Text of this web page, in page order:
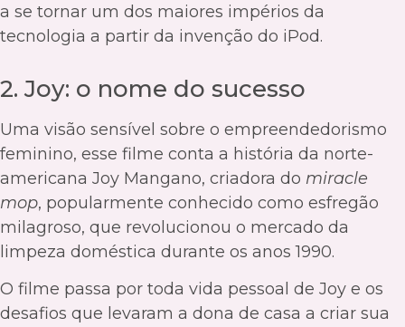
a se tornar um dos maiores impérios da
tecnologia a partir da invenção do iPod.
2. Joy: o nome do sucesso
Uma visão sensível sobre o empreendedorismo
feminino, esse filme conta a história da norte-
americana Joy Mangano, criadora do miracle
mop, popularmente conhecido como esfregão
milagroso, que revolucionou o mercado da
limpeza doméstica durante os anos 1990.
O filme passa por toda vida pessoal de Joy e os
desafios que levaram a dona de casa a criar sua